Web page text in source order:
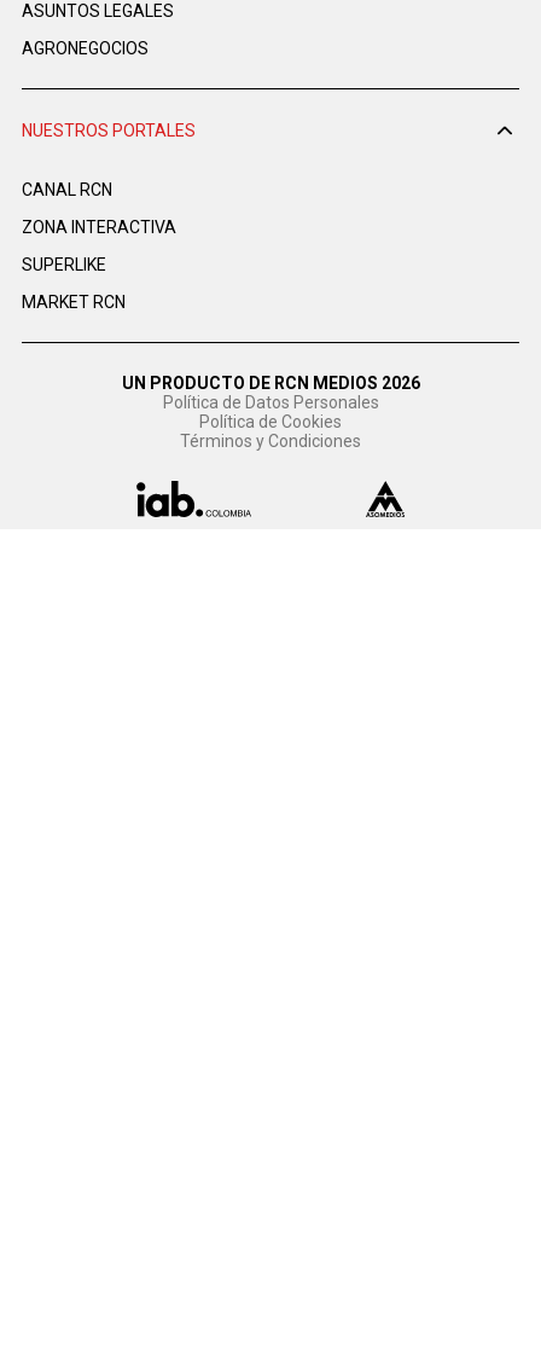
ASUNTOS LEGALES
AGRONEGOCIOS
NUESTROS PORTALES
CANAL RCN
ZONA INTERACTIVA
SUPERLIKE
MARKET RCN
UN PRODUCTO DE RCN MEDIOS 2026
Política de Datos Personales
Política de Cookies
Términos y Condiciones